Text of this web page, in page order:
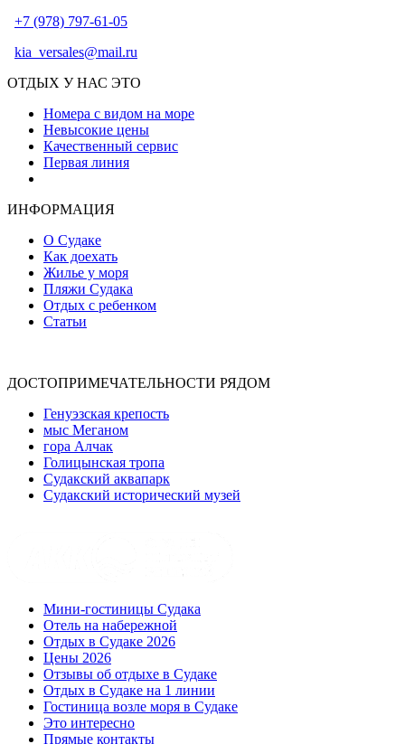
+7 (978) 797-61-05
kia_versales@mail.ru
ОТДЫХ У НАС ЭТО
Номера с видом на море
Невысокие цены
Качественный сервис
Первая линия
ИНФОРМАЦИЯ
О Судаке
Как доехать
Жилье у моря
Пляжи Судака
Отдых с ребенком
Статьи
ДОСТОПРИМЕЧАТЕЛЬНОСТИ РЯДОМ
Генуэзская крепость
мыс Меганом
гора Алчак
Голицынская тропа
Судакский аквапарк
Судакский исторический музей
Мини-гостиницы Судака
Отель на набережной
Отдых в Судаке 2026
Цены 2026
Отзывы об отдыхе в Судаке
Отдых в Судаке на 1 линии
Гостиница возле моря в Судаке
Это интересно
Прямые контакты